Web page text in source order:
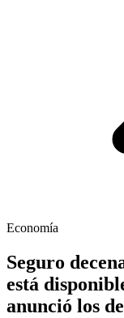
Economía
Seguro
está
anunció los